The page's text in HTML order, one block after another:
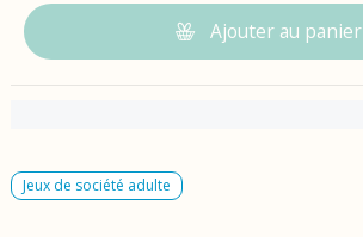
Ajouter au panier
Jeux de société adulte